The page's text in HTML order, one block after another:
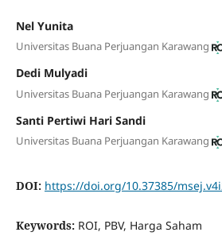
Nel Yunita
Universitas Buana Perjuangan Karawang
Dedi Mulyadi
Universitas Buana Perjuangan Karawang
Santi Pertiwi Hari Sandi
Universitas Buana Perjuangan Karawang
DOI: https://doi.org/10.37385/
Keywords: ROI, PBV, Harga Saham